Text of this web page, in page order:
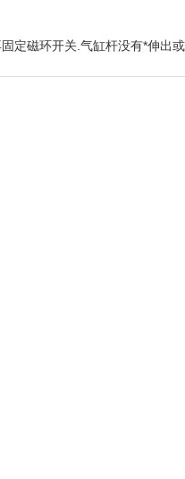
磁环开关.气缸杆没有*伸出或